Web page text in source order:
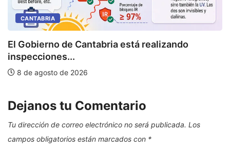
CANTABRIA
El Gobierno de Cantabria está realizando
inspecciones...
8 de agosto de 2026
Dejanos tu Comentario
Tu dirección de correo electrónico no será publicada. Los
campos obligatorios están marcados con *